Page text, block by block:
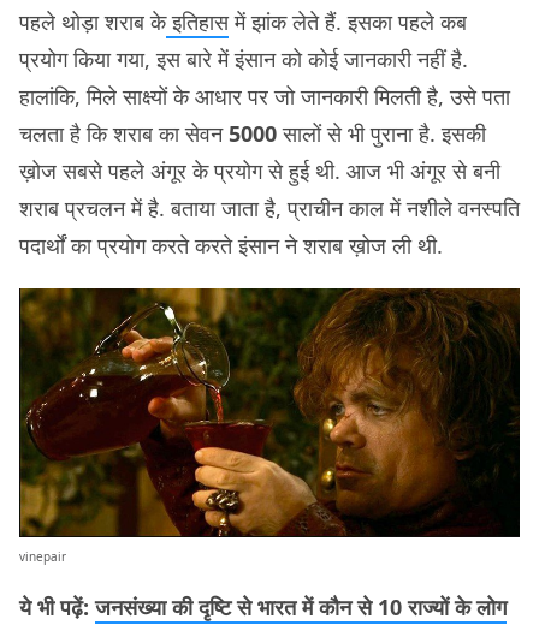
पहले थोड़ा शराब केइतिहासमें झांक लेते हैं. इसका पहले कब
प्रयोग किया गया, इस बारे में इंसान को कोई जानकारी नहीं है.
हालांकि, मिले साक्ष्यों के आधार पर जो जानकारी मिलती है, उसे पता
चलता है कि शराब का सेवन5000सालों से भी पुराना है. इसकी
ख़ोज सबसे पहले अंगूर के प्रयोग से हुई थी. आज भी अंगूर से बनी
शराब प्रचलन में है. बताया जाता है, प्राचीन काल में नशीले वनस्पति
पदार्थों का प्रयोग करते करते इंसान ने शराब ख़ोज ली थी.
vinepair
ये भी पढ़ें:जनसंख्या की दृष्टि से भारत में कौन से 10 राज्यों के लोग